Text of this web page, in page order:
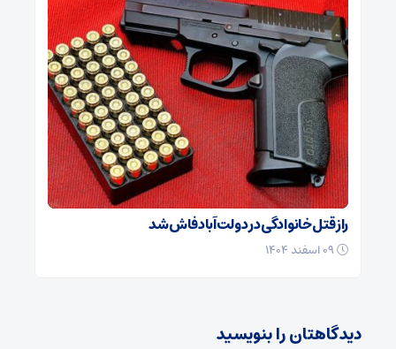
راز قتل خانوادگی در دولت‌آباد فاش شد
دیدگاهتان را بنویسید